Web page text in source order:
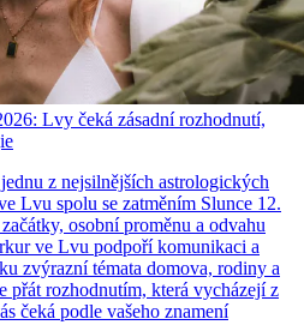
Lvy čeká zásadní rozhodnutí,
z nejsilnějších astrologických
Lvu spolu se zatměním Slunce 12.
osobní proměnu a odvahu
ve Lvu podpoří komunikaci a
zvýrazní témata domova, rodiny a
přát rozhodnutím, která vycházejí z
čeká podle vašeho znamení